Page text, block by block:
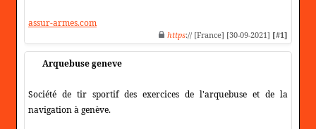
assur-armes.com
https:// [France] [30-09-2021] [#1]
Arquebuse geneve
Société de tir sportif des exercices de l'arquebuse et de la
navigation à genève.